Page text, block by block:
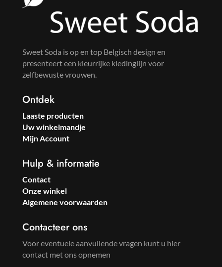
Sweet Soda is op en top Belgisch design en
presenteert een kleurrijke kledinglijn voor
zelfbewuste vrouwen.
Ontdek
Laaste producten
Uw winkelmandje
Mijn Account
Hulp & informatie
Contact
Onze winkel
Algemene voorwaarden
Contacteer ons
Voor eventuele aanvullende vragen kunt u hier
contact met ons opnemen